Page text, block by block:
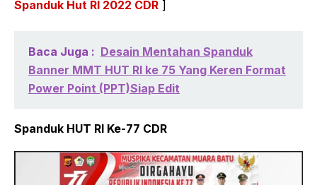
Spanduk Hut RI 2022 CDR ]
Baca Juga : Desain Mentahan Spanduk
Banner MMT HUT RI ke 75 Yang Keren Format
Power Point (PPT)Siap Edit
Spanduk HUT RI Ke-77 CDR